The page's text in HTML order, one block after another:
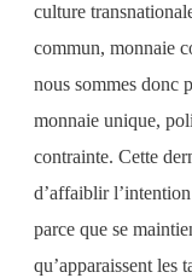
culture
commun, monnaie
nous sommes donc
monnaie unique,
contrainte. Cette
d’affaiblir
parce que se
qu’apparaissent les